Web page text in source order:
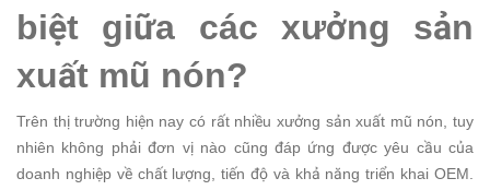
biệt giữa các xưởng sản
xuất mũ nón?
Trên thị trường hiện nay có rất nhiều xưởng sản xuất mũ nón, tuy
nhiên không phải đơn vị nào cũng đáp ứng được yêu cầu của
doanh nghiệp về chất lượng, tiến độ và khả năng triển khai OEM.